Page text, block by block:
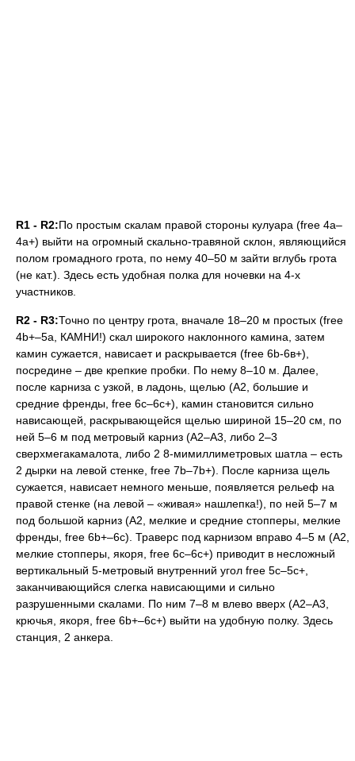
R1 - R2:По простым скалам правой стороны кулуара (free 4а–
4а+) выйти на огромный скально-травяной склон, являющийся
полом громадного грота, по нему 40–50 м зайти вглубь грота
(не кат.). Здесь есть удобная полка для ночевки на 4-х
участников.
R2 - R3:Точно по центру грота, вначале 18–20 м простых (free
4b+–5а, КАМНИ!) скал широкого наклонного камина, затем
камин сужается, нависает и раскрывается (free 6b-6в+),
посредине – две крепкие пробки. По нему 8–10 м. Далее,
после карниза с узкой, в ладонь, щелью (А2, большие и
средние френды, free 6с–6с+), камин становится сильно
нависающей, раскрывающейся щелью шириной 15–20 см, по
ней 5–6 м под метровый карниз (А2–А3, либо 2–3
сверхмегакамалота, либо 2 8-мимиллиметровых шатла – есть
2 дырки на левой стенке, free 7b–7b+). После карниза щель
сужается, нависает немного меньше, появляется рельеф на
правой стенке (на левой – «живая» нашлепка!), по ней 5–7 м
под большой карниз (А2, мелкие и средние стопперы, мелкие
френды, free 6b+–6с). Траверс под карнизом вправо 4–5 м (А2,
мелкие стопперы, якоря, free 6с–6с+) приводит в несложный
вертикальный 5-метровый внутренний угол free 5c–5с+,
заканчивающийся слегка нависающими и сильно
разрушенными скалами. По ним 7–8 м влево вверх (А2–А3,
крючья, якоря, free 6b+–6с+) выйти на удобную полку. Здесь
станция, 2 анкера.